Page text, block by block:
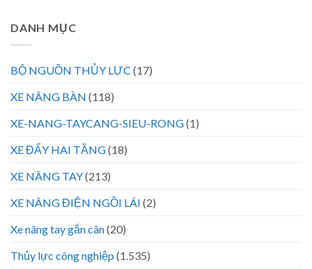
DANH MỤC
BỘ NGUỒN THỦY LỰC (17)
XE NÂNG BÀN (118)
XE-NANG-TAYCANG-SIEU-RONG(1)
XE ĐẨY HAI TẦNG(18)
XE NÂNG TAY(213)
XE NÂNG ĐIỆN NGỒI LÁI (2)
Xe nâng tay gắn cân(20)
Thủy lực công nghiệp (1.535)